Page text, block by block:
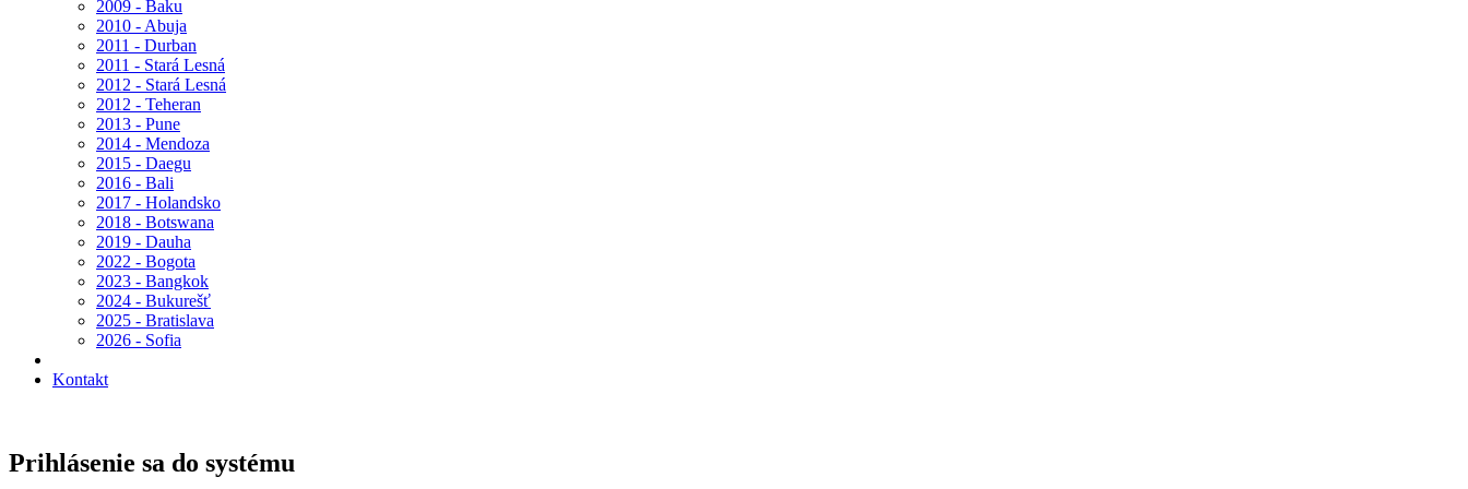
2009 - Baku
2010 - Abuja
2011 - Durban
2011 - Stará Lesná
2012 - Stará Lesná
2012 - Teheran
2013 - Pune
2014 - Mendoza
2015 - Daegu
2016 - Bali
2017 - Holandsko
2018 - Botswana
2019 - Dauha
2022 - Bogota
2023 - Bangkok
2024 - Bukurešť
2025 - Bratislava
2026 - Sofia
Kontakt
Prihlásenie sa do systému